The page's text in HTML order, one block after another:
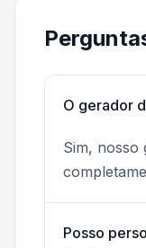
O gerador
Sim, nosso
Posso